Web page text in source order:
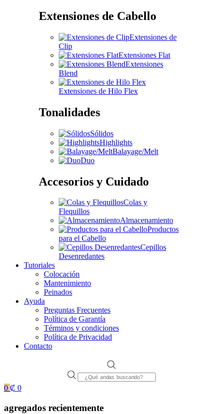
Extensiones de Cabello
Extensiones de
Clip
Extensiones Flat
Extensiones
Blend
Extensiones de Hilo Flex
Tonalidades
Sólidos
Highlights
Balayage/Melt
Duo
Accesorios y Cuidado
Colas y
Flequillos
Almacenamiento
Productos
para el Cabello
Cepillos
Desenredantes
Tutoriales
Colocación
Mantenimiento
Peinados
Ayuda
Preguntas Frecuentes
Política de Garantía
Términos y condiciones
Política de Privacidad
Contacto
Products
search
0 ₡ 0
agregados recientemente